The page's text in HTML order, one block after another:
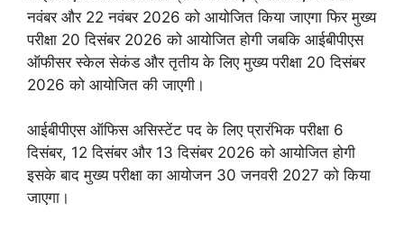
नवंबर और 22 नवंबर 2026 को आयोजित किया जाएगा फिर मुख्य
परीक्षा 20 दिसंबर 2026 को आयोजित होगी जबकि आईबीपीएस
ऑफीसर स्केल सेकंड और तृतीय के लिए मुख्य परीक्षा 20 दिसंबर
2026 को आयोजित की जाएगी।
आईबीपीएस ऑफिस असिस्टेंट पद के लिए प्रारंभिक परीक्षा 6
दिसंबर, 12 दिसंबर और 13 दिसंबर 2026 को आयोजित होगी
इसके बाद मुख्य परीक्षा का आयोजन 30 जनवरी 2027 को किया
जाएगा।